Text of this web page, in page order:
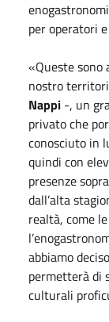
per operatori
«Queste
nostro
Nappi -, un
privato che
conosciuto in
quindi con
presenze
dall’alta
realtà, come
abbiamo
permetterà di
culturali